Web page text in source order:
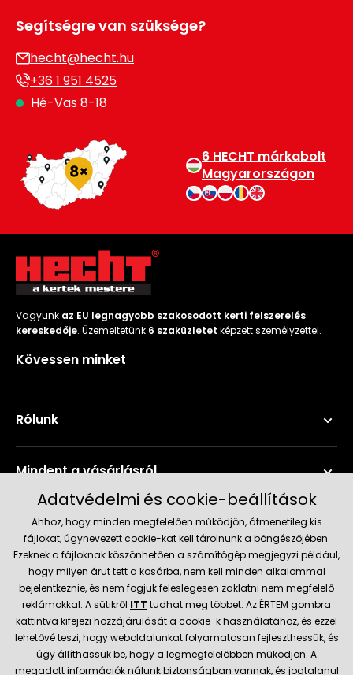
Segítségre van szüksége?
hecht@hecht.hu
+36 1 951 4525
Hé-Vas 8-18
6 HECHT márkabolt
Magyarországon
Vagyunk az EU legnagyobb szakosodott kerti felszerelés
kereskedője. Üzemeltetünk 6 szaküzletet képzett személyzettel.
Kövessen minket
Rólunk
Mindent a vásárlásról
Szerviz és támogatás
Aktuális információk
Szállítás és fizetési módok
Adatvédelmi és cookie-beállítások
Ahhoz, hogy minden megfelelően működjön, átmenetileg kis
fájlokat, úgynevezett cookie-kat kell tárolnunk a böngészőjében.
Ezeknek a fájloknak köszönhetően a számítógép megjegyzi például,
hogy milyen árut tett a kosárba, nem kell minden alkalommal
bejelentkeznie, és nem fogjuk feleslegesen zaklatni nem megfelelő
reklámokkal. A sütikről ITT tudhat meg többet. Az ÉRTEM gombra
kattintva kifejezi hozzájárulását a cookie-k használatához, és ezzel
lehetővé teszi, hogy weboldalunkat folyamatosan fejleszthessük, és
úgy állíthassuk be, hogy a legmegfelelőbben működjön. A
megadott információk nálunk biztonságban vannak, és jogtalanul